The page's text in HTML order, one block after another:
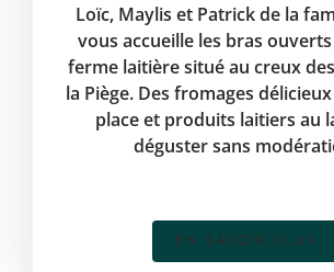
Loïc, Maylis et Patrick de la
vous accueille les bras
ferme laitière situé au creux
la Piège. Des fromages
place et produits laitiers au
déguster sans
EN SAVOIR PLUS